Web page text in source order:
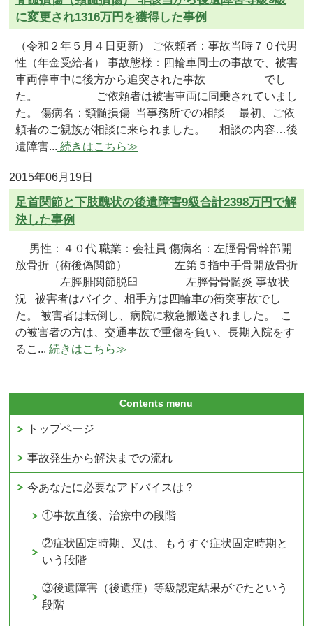
に変更され1316万円を獲得した事例
（令和２年５月４日更新） ご依頼者：事故当時７０代男
性（年金受給者） 事故態様：四輪車同士の事故で、被害
車両停車中に後方から追突された事故 でし
た。 ご依頼者は被害車両に同乗されていまし
た。 傷病名：頸髄損傷 当事務所での相談 最初、ご依
頼者のご親族が相談に来られました。 相談の内容…後
遺障害... 続きはこちら≫
2015年06月19日
足首関節と下肢醜状の後遺障害9級合計2398万円で解
決した事例
男性：４０代 職業：会社員 傷病名：左脛骨骨幹部開
放骨折（術後偽関節） 左第５指中手骨開放骨折
左脛腓関節脱臼 左脛骨骨髄炎 事故状
況 被害者はバイク、相手方は四輪車の衝突事故でし
た。 被害者は転倒し、病院に救急搬送されました。 こ
の被害者の方は、交通事故で重傷を負い、長期入院をす
るこ... 続きはこちら≫
Contents menu
トップページ
事故発生から解決までの流れ
今あなたに必要なアドバイスは？
①事故直後、治療中の段階
②症状固定時期、又は、もうすぐ症状固定時期と
いう段階
③後遺障害（後遺症）等級認定結果がでたという
段階